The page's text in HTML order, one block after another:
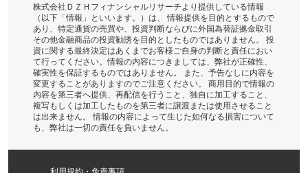
株式会社ＤＺＨフィナンシャルリサーチより提供している情報
（以下「情報」といいます。）は、 情報提供を目的とするもので
あり、特定通貨の売買や、投資判断ならびに外国為替証拠金取引
その他金融商品の投資勧誘を目的としたものではありません。 投
資に関する最終決定はあくまでお客様ご自身の判断と責任におい
て行ってください。情報の内容につきましては、弊社が正確性、
確実性を保証するものではありません。 また、予告なしに内容を
変更することがありますのでご注意ください。 商用目的で情報の
内容を第三者へ提供、再配信を行うこと、独自に加工すること、
複写もしくは加工したものを第三者に譲渡または使用させること
は出来ません。 情報の内容によって生じた如何なる損害について
も、弊社は一切の責任を負いません。